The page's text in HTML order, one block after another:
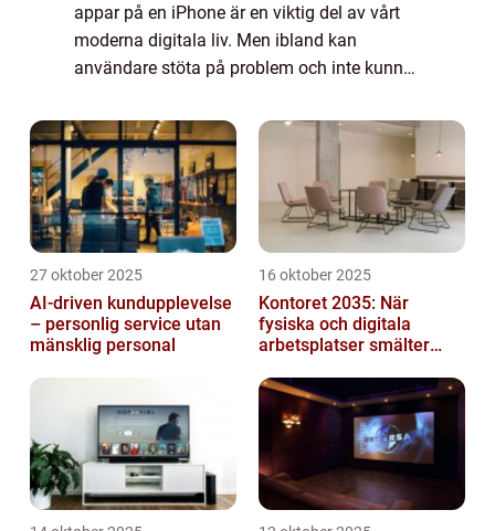
appar på en iPhone är en viktig del av vårt
moderna digitala liv. Men ibland kan
användare stöta på problem och inte kunna
artikeln kommer vi att utforska och
analysera f...
27 oktober 2025
AI-driven kundupplevelse
– personlig service utan
mänsklig personal
16 oktober 2025
Kontoret 2035: När
fysiska och digitala
arbetsplatser smälter